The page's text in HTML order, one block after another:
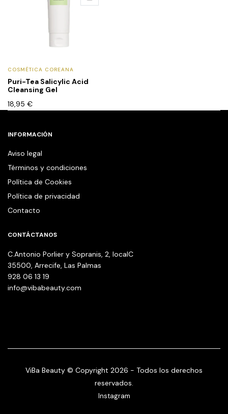
COSMÉTICA COREANA
Puri-Tea Salicylic Acid
Cleansing Gel
18,95 €
INFORMACIÓN
Aviso legal
Términos y condiciones
Política de Cookies
Política de privacidad
Contacto
CONTÁCTANOS
C.Antonio Porlier y Sopranis, 2, localC
35500, Arrecife, Las Palmas
928 06 13 19
info@vibabeauty.com
ViBa Beauty © Copyright 2026 - Todos los derechos
reservados.
Instagram